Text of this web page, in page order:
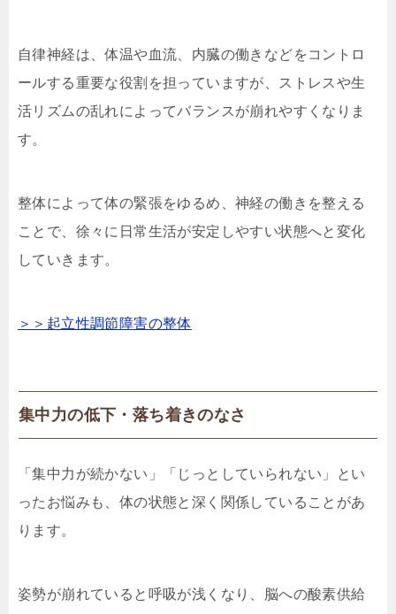
自律神経は、体温や血流、内臓の働きなどをコントロ
ールする重要な役割を担っていますが、ストレスや生
活リズムの乱れによってバランスが崩れやすくなりま
す。
整体によって体の緊張をゆるめ、神経の働きを整える
ことで、徐々に日常生活が安定しやすい状態へと変化
していきます。
＞＞起立性調節障害の整体
集中力の低下・落ち着きのなさ
「集中力が続かない」「じっとしていられない」とい
ったお悩みも、体の状態と深く関係していることがあ
ります。
姿勢が崩れていると呼吸が浅くなり、脳への酸素供給